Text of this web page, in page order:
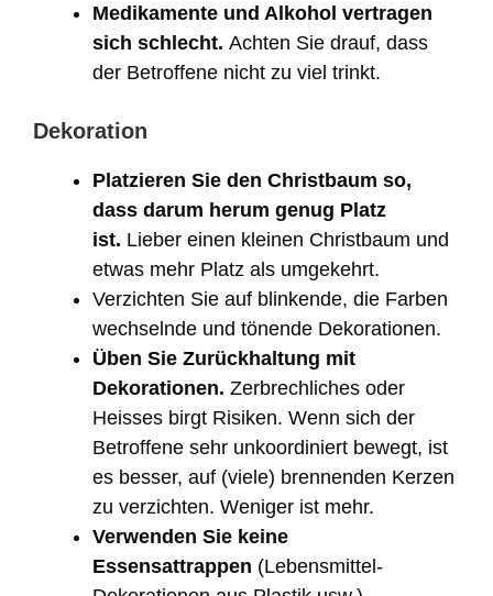
Medikamente und Alkohol vertragen
sich schlecht. Achten Sie drauf, dass
der Betroffene nicht zu viel trinkt.
Dekoration
Platzieren Sie den Christbaum so,
dass darum herum genug Platz
ist. Lieber einen kleinen Christbaum und
etwas mehr Platz als umgekehrt.
Verzichten Sie auf blinkende, die Farben
wechselnde und tönende Dekorationen.
Üben Sie Zurückhaltung mit
Dekorationen. Zerbrechliches oder
Heisses birgt Risiken. Wenn sich der
Betroffene sehr unkoordiniert bewegt, ist
es besser, auf (viele) brennenden Kerzen
zu verzichten. Weniger ist mehr.
Verwenden Sie keine
Essensattrappen (Lebensmittel-